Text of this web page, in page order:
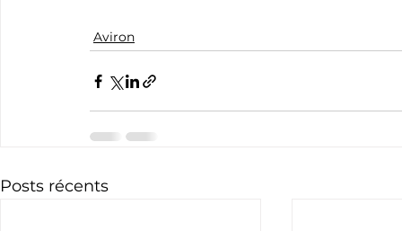
Aviron
Posts récents